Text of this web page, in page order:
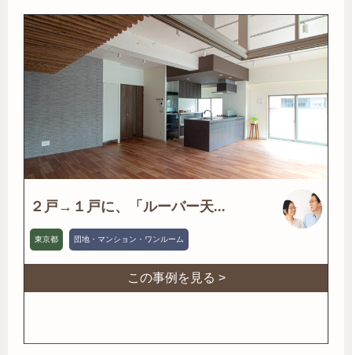
２戸→１戸に、「ルーバー天...
東京都 団地・マンション・ワンルーム
この事例を見る >